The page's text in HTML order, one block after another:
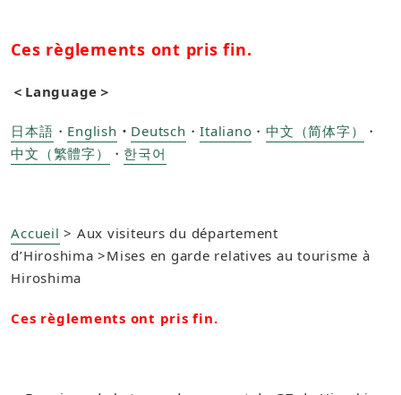
​Ces règlements ont pris fin.
＜Language＞
日本語 ・ English ・ Deutsch ・Italiano ・ 中文（简体字）
・
中文（繁體字）
・ 한국어
Accueil > Aux visiteurs du département
d’Hiroshima >Mises en garde relatives au tourisme à
Hiroshima
​Ces règlements ont pris fin.